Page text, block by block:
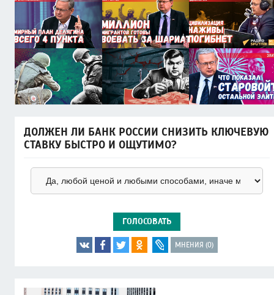
ДОЛЖЕН ЛИ БАНК РОССИИ СНИЗИТЬ КЛЮЧЕВУЮ
СТАВКУ БЫСТРО И ОЩУТИМО?
ГОЛОСОВАТЬ
МНЕНИЯ (0)